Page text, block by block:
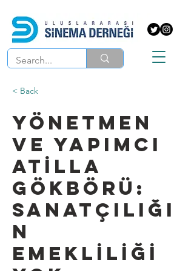
< Back
YÖNETMEN
VE YAPIMCI
ATİLLA
GÖKBÖRÜ:
SANATÇILIĞI
N
EMEKLİLİĞİ